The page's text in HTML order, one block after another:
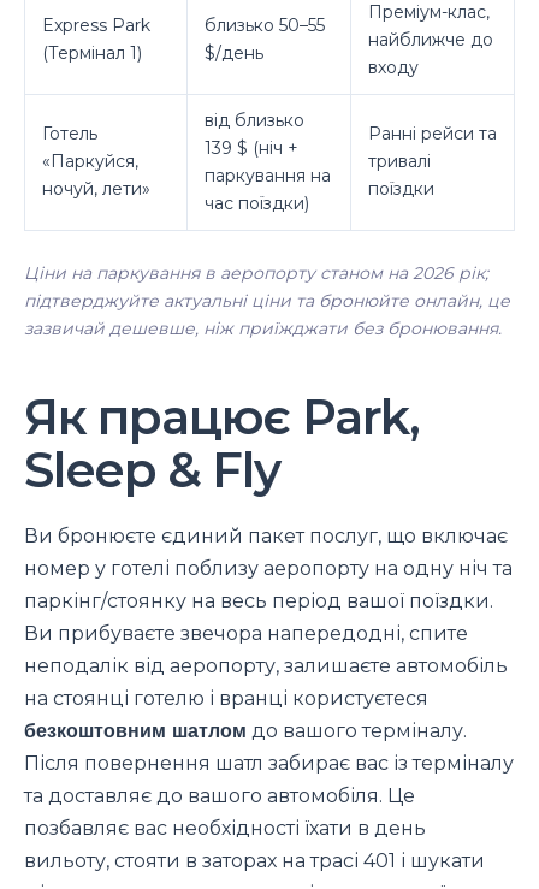
Express Park
(Термінал 1)
близько 50–55
$/день
Преміум-клас,
найближче до
входу
Готель
«Паркуйся,
ночуй, лети»
від близько
139 $ (ніч +
паркування на
час поїздки)
Ранні рейси та
тривалі
поїздки
Ціни на паркування в аеропорту станом на 2026 рік;
підтверджуйте актуальні ціни та бронюйте онлайн, це
зазвичай дешевше, ніж приїжджати без бронювання.
Як працює Park,
Sleep & Fly
Ви бронюєте єдиний пакет послуг, що включає
номер у готелі поблизу аеропорту на одну ніч та
паркінг/стоянку на весь період вашої поїздки.
Ви прибуваєте звечора напередодні, спите
неподалік від аеропорту, залишаєте автомобіль
на стоянці готелю і вранці користуєтеся
безкоштовним шатлом до вашого терміналу.
Після повернення шатл забирає вас із терміналу
та доставляє до вашого автомобіля. Це
позбавляє вас необхідності їхати в день
вильоту, стояти в заторах на трасі 401 і шукати